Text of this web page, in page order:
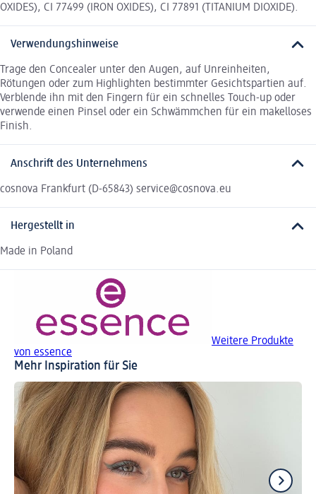
OXIDES), CI 77499 (IRON OXIDES), CI 77891 (TITANIUM DIOXIDE).
Verwendungshinweise
Trage den Concealer unter den Augen, auf Unreinheiten,
Rötungen oder zum Highlighten bestimmter Gesichtspartien auf.
Verblende ihn mit den Fingern für ein schnelles Touch-up oder
verwende einen Pinsel oder ein Schwämmchen für ein makelloses
Finish.
Anschrift des Unternehmens
cosnova Frankfurt (D-65843) service@cosnova.eu
Hergestellt in
Made in Poland
Weitere Produkte
von essence
Mehr Inspiration für Sie